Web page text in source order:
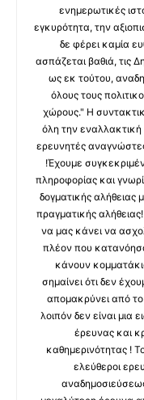
ενημερωτικές
εγκυρότητα, την
δε φέρει καμία
ασπάζεται βαθιά, τις
ως εκ τούτου,
όλους τους
χώρους." Η
όλη την
ερευνητές αναγνώστες
!Έχουμε
πληροφορίας και
δογματικής αλήθειας
πραγματικής
να μας κάνει να
πλέον που
κάνουν
σημαίνει ότι δεν
απομακρύνει από
λοιπόν δεν είναι μια
έρευνας και
καθημερινότητας !
ελεύθεροι